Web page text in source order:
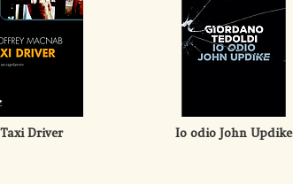
Taxi Driver Io odio John Updike